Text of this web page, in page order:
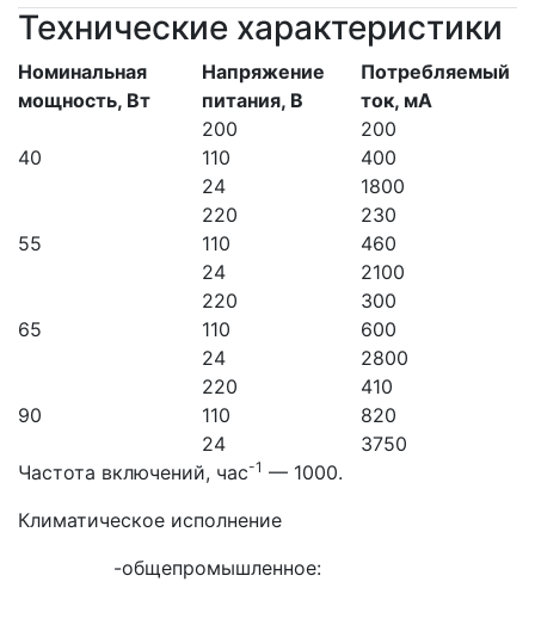
Технические характеристики
Номинальная
мощность, Вт
Напряжение
питания, В
Потребляемый
ток, мА
40
200
200
110
400
24
1800
55
220
230
110
460
24
2100
65
220
300
110
600
24
2800
90
220
410
110
820
24
3750
Частота включений, час-1 — 1000.
Климатическое исполнение
-общепромышленное: